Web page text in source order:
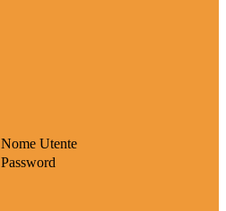
Nome Utente
Password